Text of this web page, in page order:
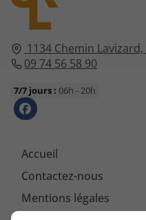
1134 Chemin Lavizard,
09 74 56 58 90
7/7 jours : 06h - 20h
Accueil
Contactez-nous
Mentions légales